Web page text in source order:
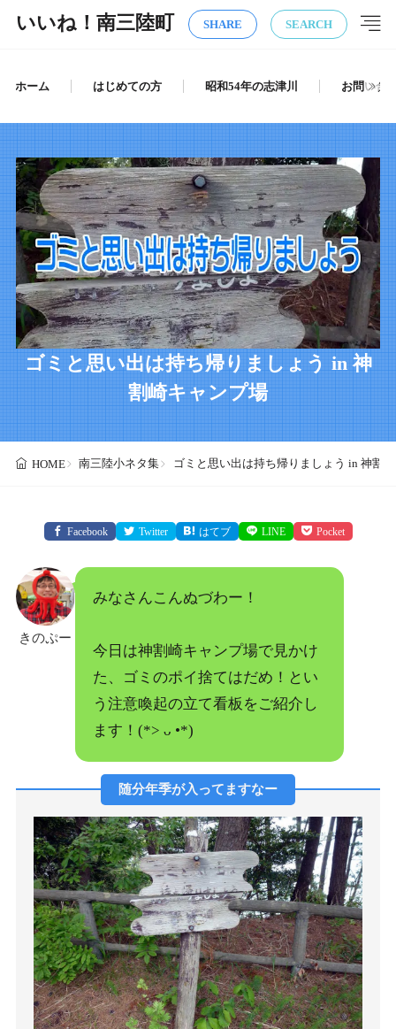
いいね！南三陸町 SHARE SEARCH
ホーム はじめての方 昭和54年の志津川 お問い合
ゴミと思い出は持ち帰りましょう in 神
割崎キャンプ場
HOME 南三陸小ネタ集 ゴミと思い出は持ち帰りましょう in 神割
Facebook Twitter はてブ LINE Pocket
きのぷー
みなさんこんぬづわー！
今日は神割崎キャンプ場で見かけ
た、ゴミのポイ捨てはだめ！とい
う注意喚起の立て看板をご紹介し
ます！(*> ᴗ •*)ゞ
随分年季が入ってますなー